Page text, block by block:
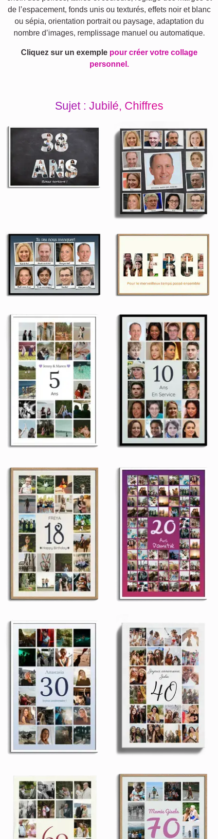
de l’espacement, fonds unis ou texturés, effets noir et blanc
ou sépia, orientation portrait ou paysage, adaptation du
nombre d’images, remplissage manuel ou automatique.
Cliquez sur un exemple pour créer votre collage
personnel.
Sujet : Jubilé, Chiffres